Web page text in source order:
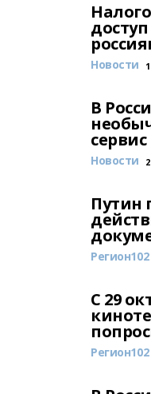
Новости
В
сервис
Новости
Путин
Регион102
С 29
Регион102